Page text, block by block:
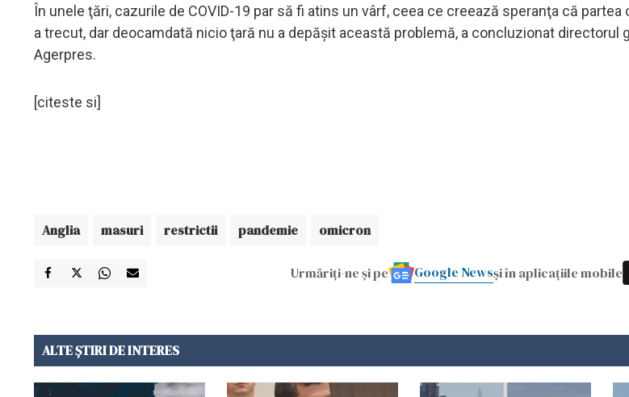
În unele ţări, cazurile de COVID-19 par să fi atins un vârf, ceea ce creează speranţa că partea
a trecut, dar deocamdată nicio ţară nu a depăşit această problemă, a concluzionat directorul
Agerpres.
[citeste si]
Anglia masuri restrictii pandemie omicron
Urmăriți-ne și pe Google Newsși în aplicațiile mobile
ALTE ȘTIRI DE INTERES